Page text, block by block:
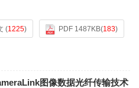
(1225) PDF 1487KB(183)
图像数据光纤传输技术